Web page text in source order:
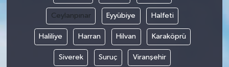
Ceylanpınar Eyyübiye Halfeti
Haliliye Harran Hilvan Karaköprü
Siverek Suruç Viranşehir